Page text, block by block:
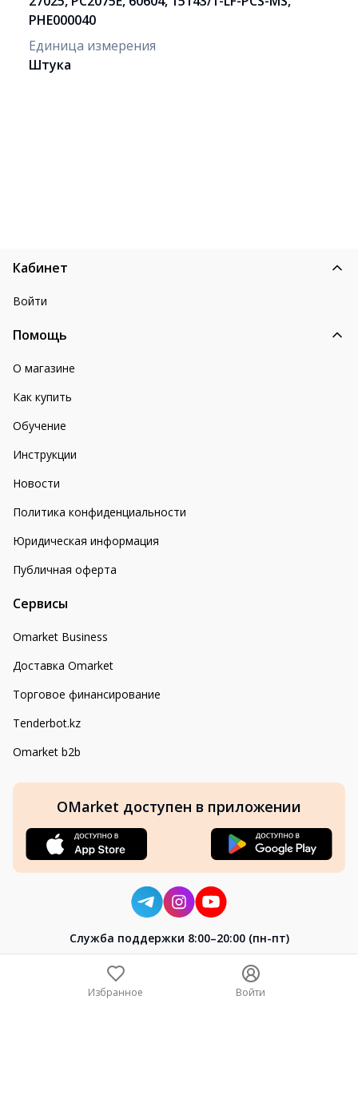
PHE000040
Единица измерения
Штука
Кабинет
Войти
Помощь
О магазине
Как купить
Обучение
Инструкции
Новости
Политика конфиденциальности
Юридическая информация
Публичная оферта
Сервисы
Omarket Business
Доставка Omarket
Торговое финансирование
Tenderbot.kz
Omarket b2b
OMarket доступен в приложении
Cлужба поддержки 8:00–20:00 (пн-пт)
Избранное Войти